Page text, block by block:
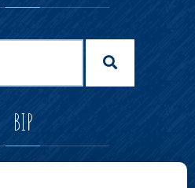
BIP